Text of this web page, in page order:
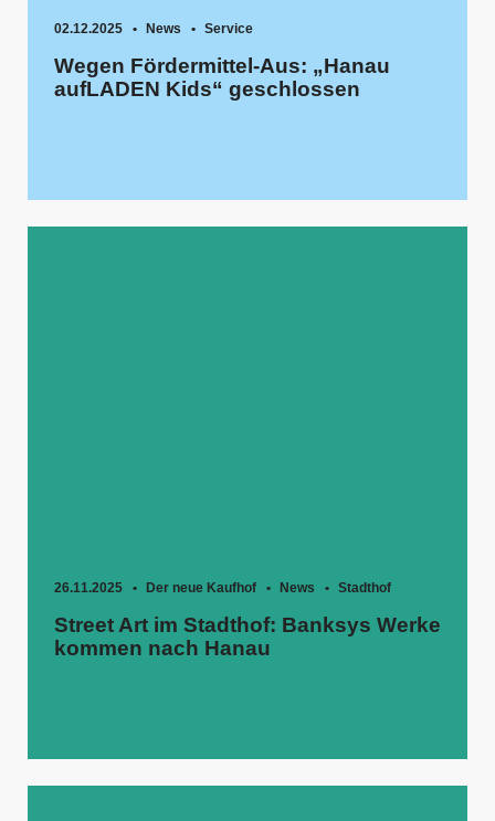
02.12.2025 News Service
Wegen Fördermittel-Aus: „Hanau
aufLADEN Kids“ geschlossen
26.11.2025 Der neue Kaufhof News Stadthof
Street Art im Stadthof: Banksys Werke
kommen nach Hanau